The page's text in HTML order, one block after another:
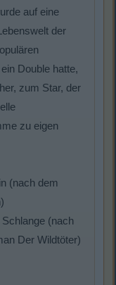
auf eine
der
Double hatte,
zum Star, der
zu eigen
(nach dem
(nach
Der Wildtöter)